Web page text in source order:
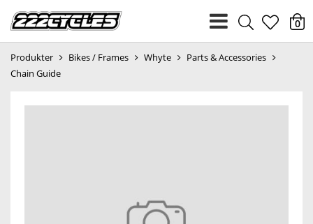
heart
0
Produkter Bikes / Frames Whyte
Parts & Accessories
Chain Guide